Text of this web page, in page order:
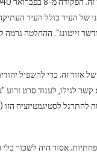
כי יהודי לודז' יעברו למחוזות המשטרה ה-5 וה-6 בחלק הצפוני
זייטונג". ההחלטה
לגילו, לענוד סרט זרוע
לסטיגמטיזציה הזו
אסור היה לשכור כלי